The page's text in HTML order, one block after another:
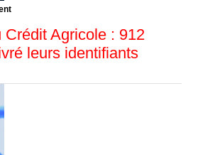
Crédit Agricole : 912
leurs identifiants